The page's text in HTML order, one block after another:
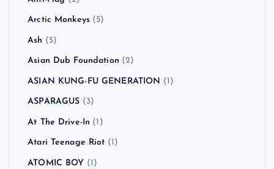
Arctic Monkeys (5)
Ash (5)
Asian Dub Foundation (2)
ASIAN KUNG-FU GENERATION (1)
ASPARAGUS (3)
At The Drive-In (1)
Atari Teenage Riot (1)
ATOMIC BOY (1)